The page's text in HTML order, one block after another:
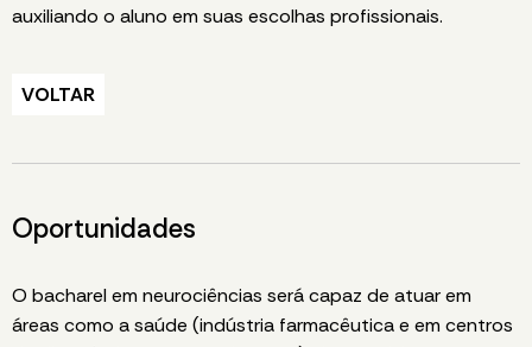
auxiliando o aluno em suas escolhas profissionais.
VOLTAR
Oportunidades
O bacharel em neurociências será capaz de atuar em
áreas como a saúde (indústria farmacêutica e em centros